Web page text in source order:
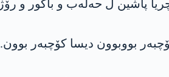
بووبوون دیسا کۆچبەر بوون.